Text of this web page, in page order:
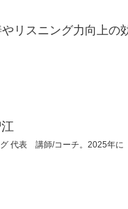
リスニング力向上の
代表 講師/コーチ。2025年に